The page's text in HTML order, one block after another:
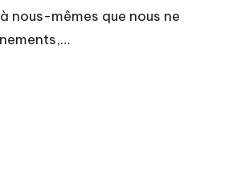
nous-mêmes que nous ne